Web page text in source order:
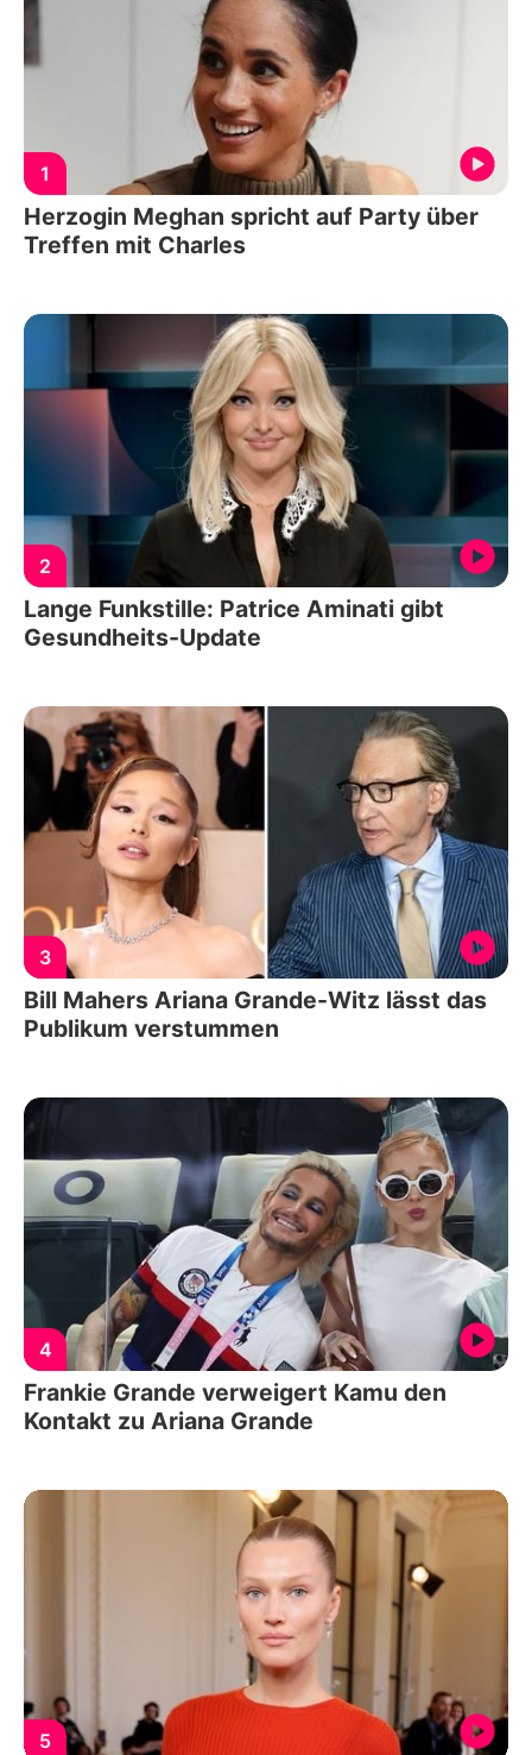
1
Herzogin Meghan spricht auf Party über
Treffen mit Charles
2
Lange Funkstille: Patrice Aminati gibt
Gesundheits-Update
3
Bill Mahers Ariana Grande-Witz lässt das
Publikum verstummen
4
Frankie Grande verweigert Kamu den
Kontakt zu Ariana Grande
5